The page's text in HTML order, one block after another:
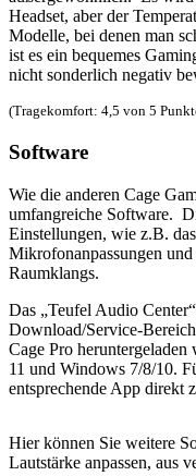
Headset, aber der
Modelle, bei denen man
ist es ein bequemes
nicht sonderlich negativ
(Tragekomfort: 4,5 von 5
Software
Wie die anderen Cage
umfangreiche Software.
Einstellungen, wie z.B.
Mikrofonanpassungen
Raumklangs.
Das „Teufel Audio
Download/Service-
Cage Pro
11 und Windows 7/8/10.
entsprechende App direkt
Hier können Sie weitere
Lautstärke anpassen, aus